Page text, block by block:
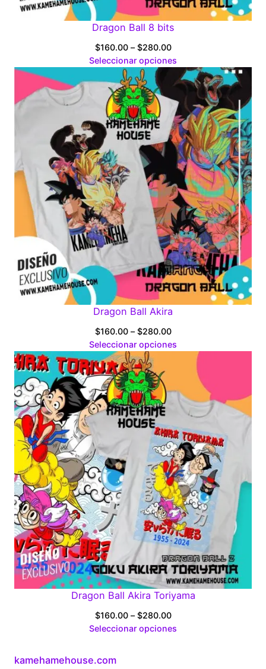
Dragon Ball 8 bits
$160.00 – $280.00Price
range:
$160.00
through
$280.00
Seleccionar opciones
Dragon Ball Akira
$160.00 – $280.00Price
range:
$160.00
through
$280.00
Seleccionar opciones
Dragon Ball Akira Toriyama
$160.00 – $280.00Price
range:
Seleccionar opciones
kamehamehouse.com